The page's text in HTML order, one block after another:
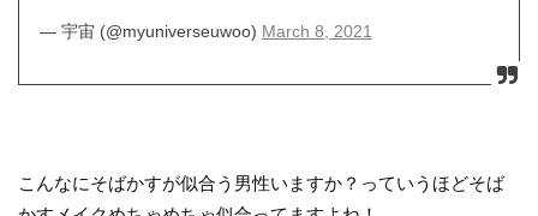
— 宇宙 (@myuniverseuwoo) March 8, 2021
こんなにそばかすが似合う男性いますか？っていうほどそば